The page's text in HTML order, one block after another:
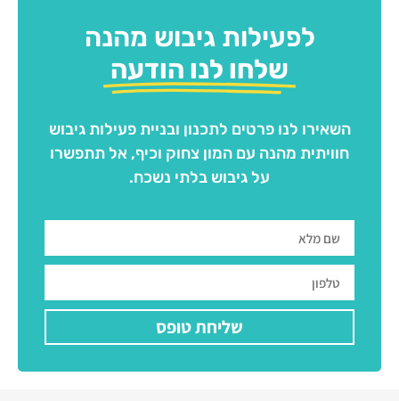
לפעילות גיבוש מהנה
שלחו לנו הודעה
השאירו לנו פרטים לתכנון ובניית פעילות גיבוש
חוויתית מהנה עם המון צחוק וכיף, אל תתפשרו
על גיבוש בלתי נשכח.
שליחת טופס